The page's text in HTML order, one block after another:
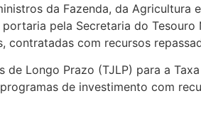
da Fazenda, da Agricultura
pela Secretaria do
com recursos
Longo Prazo (TJLP) para a
de investimento com